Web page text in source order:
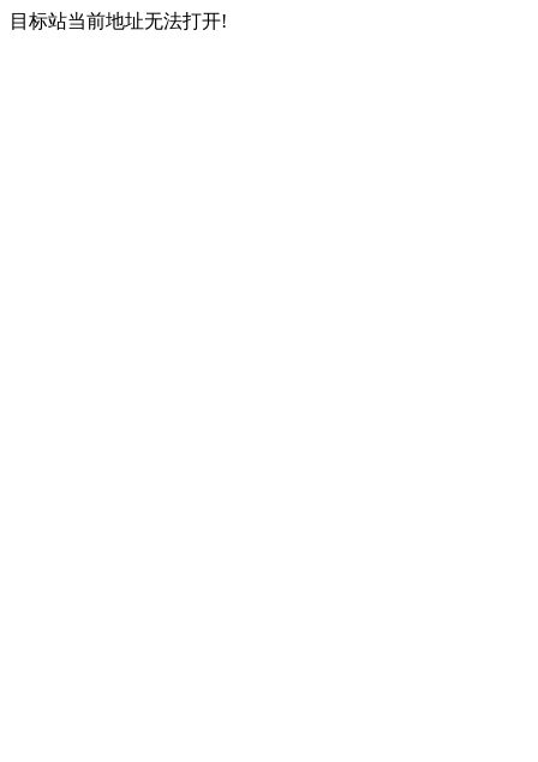
目标站当前地址无法打开!